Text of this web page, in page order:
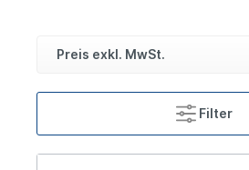
Preis exkl. MwSt.
Filter